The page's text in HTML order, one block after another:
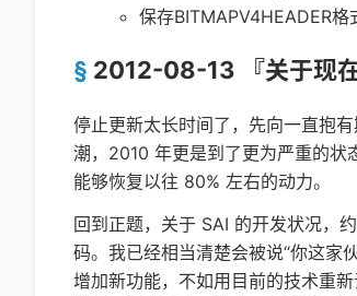
保存BITMAPV4HEADER
2012-08-13 『关于现
停止更新太长时间了，先向一直抱
潮，2010 年更是到了更为严重的状
能够恢复以往 80% 左右的动力。
回到正题，关于 SAI 的开发状况，
码。我已经相当清楚会被说“你这家
增加新功能，不如用目前的技术重